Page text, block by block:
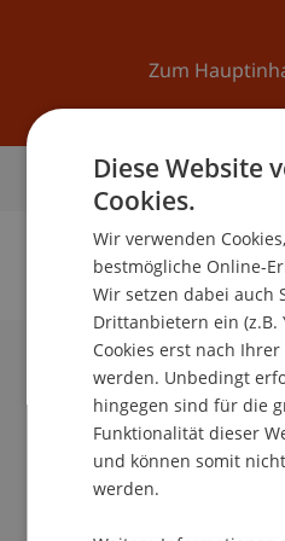
Zum
Startseite
Keine Daten zu dieser
Universität Liechtenstein
Fürst-Franz-Josef-Strasse
9490 Vaduz
Liechtenstein
info@uni.li
Diese Website
Cookies.
Wir verwenden
bestmögliche Online-
Wir setzen dabei auch
Drittanbietern ein (z.B.
Cookies erst nach
werden. Unbedingt
hingegen sind für die
Funktionalität dieser
und können somit
werden.